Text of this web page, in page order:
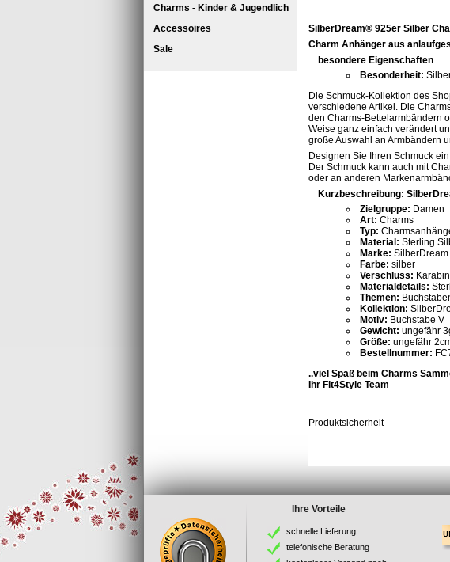
Charms - Kinder & Jugendlich
Accessoires
Sale
SilberDream® 925er Silber
Charm Anhänger aus
besondere Eigenschaften
Besonderheit:
Die Schmuck-Kollektion des
verschiedene Artikel. Die
den Charms-Bettelarmbändern
Weise ganz einfach verändert
große Auswahl an Armbändern
Designen Sie Ihren Schmuck
Der Schmuck kann auch mit
oder an anderen
Kurzbeschreibung:
Zielgruppe: Damen
Art: Charms
Typ:
Material: Sterling
Marke: SilberDream
Farbe: silber
Verschluss:
Materialdetails:
Themen:
Kollektion:
Motiv: Buchstabe V
Gewicht: ungefähr
Größe: ungefähr
Bestellnummer:
..viel Spaß beim Charms
Ihr Fit4Style Team
Produktsicherheit
Ihre Vorteile
schnelle Lieferung
telefonische Beratung